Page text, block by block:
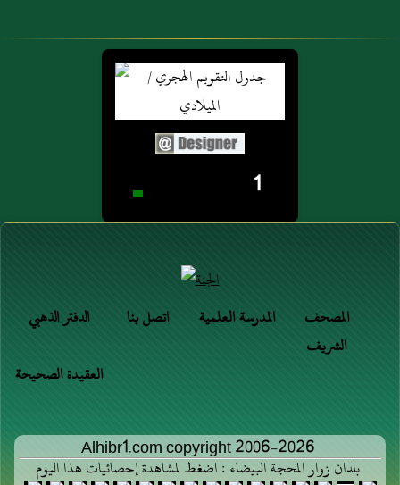
1
الدفتر الذهبي اتصل بنا المدرسة العلمية
المصحف
الشريف
العقيدة الصحيحة
Alhibr1.com copyright 2006-2026
بلدان زوار المحجة البيضاء : اضغط لمشاهدة إحصائيات هذا اليوم